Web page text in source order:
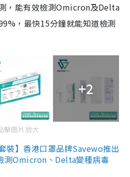
，能有效檢測Omicron及Delta
，最快15分鐘就能知道檢測
+2
擊圖片放大
裝】香港口罩品牌Savewo推出
測Omicron、Delta變種病毒